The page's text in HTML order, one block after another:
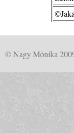
© Nagy Mónika